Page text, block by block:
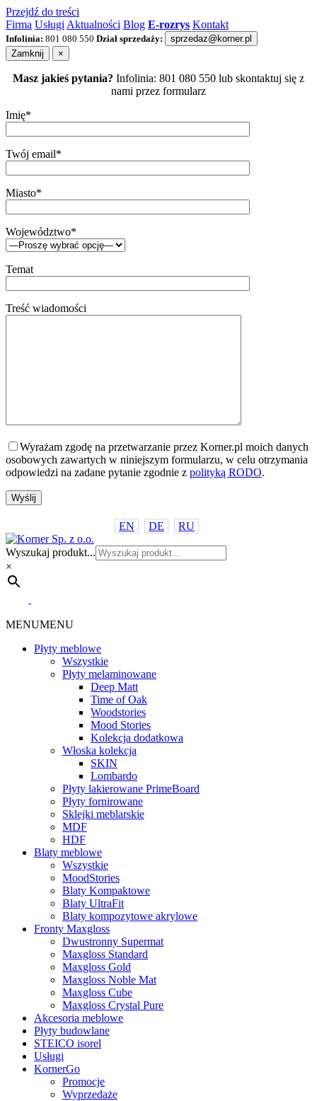
Przejdź do treści
Firma Usługi Aktualności Blog E-rozrys Kontakt
Infolinia: 801 080 550 Dział sprzedaży:
sprzedaz@korner.pl
Zamknij
×
Masz jakieś pytania? Infolinia: 801 080 550 lub skontaktuj się z
nami przez formularz
Imię*
Twój email*
Miasto*
Województwo*
Temat
Treść wiadomości
Wyrażam zgodę na przetwarzanie przez Korner.pl moich danych
osobowych zawartych w niniejszym formularzu, w celu otrzymania
odpowiedzi na zadane pytanie zgodnie z polityką RODO.
EN DE RU
Wyszukaj produkt...
×
MENUMENU
Płyty meblowe
Wszystkie
Płyty melaminowane
Deep Matt
Time of Oak
Woodstories
Mood Stories
Kolekcja dodatkowa
Włoska kolekcja
SKIN
Lombardo
Płyty lakierowane PrimeBoard
Płyty fornirowane
Sklejki meblarskie
MDF
HDF
Blaty meblowe
Wszystkie
MoodStories
Blaty Kompaktowe
Blaty UltraFit
Blaty kompozytowe akrylowe
Fronty Maxgloss
Dwustronny Supermat
Maxgloss Standard
Maxgloss Gold
Maxgloss Noble Mat
Maxgloss Cube
Maxgloss Crystal Pure
Akcesoria meblowe
Płyty budowlane
STEICO isorel
Usługi
KornerGo
Promocje
Wyprzedaże